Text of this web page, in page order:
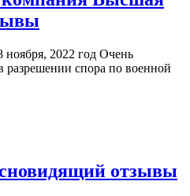
2022 год Очень
разрешении спора по военной
отзывы